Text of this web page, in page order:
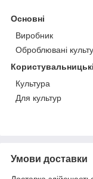
Основні
Виробник
Оброблювані
Культура
Для культур
Умови доставки